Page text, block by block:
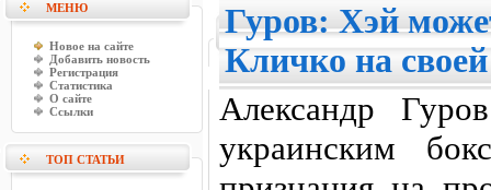
МЕНЮ
Новое на сайте
Добавить новость
Регистрация
Статистика
О сайте
Ссылки
ТОП СТАТЬИ
Гуров: Хэй
Кличко на
Александр
украинским